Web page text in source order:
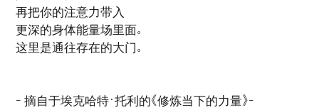
再把你的注意力带入
更深的身体能量场里面。
这里是通往存在的大门。
- 摘自于埃克哈特·托利的《修炼当下的力量》-